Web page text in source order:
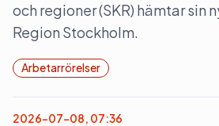
och regioner (SKR) hämtar sin
Region Stockholm.
Arbetarrörelser
2026-07-08, 07:36